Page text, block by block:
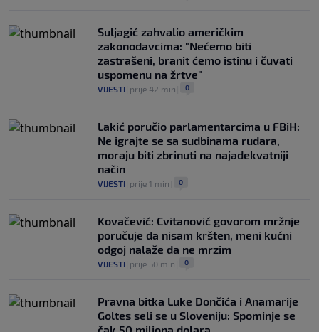
Suljagić zahvalio američkim
zakonodavcima: "Nećemo biti
zastrašeni, branit ćemo istinu i čuvati
uspomenu na žrtve"
VIJESTI prije 42 min 0
Lakić poručio parlamentarcima u FBiH:
Ne igrajte se sa sudbinama rudara,
moraju biti zbrinuti na najadekvatniji
način
VIJESTI prije 1 min 0
Kovačević: Cvitanović govorom mržnje
poručuje da nisam kršten, meni kućni
odgoj nalaže da ne mrzim
VIJESTI prije 50 min 0
Pravna bitka Luke Dončića i Anamarije
Goltes seli se u Sloveniju: Spominje se